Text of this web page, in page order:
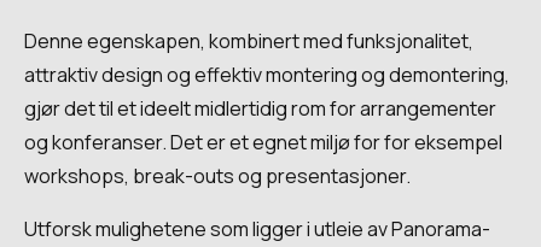
Denne egenskapen, kombinert med funksjonalitet,
attraktiv design og effektiv montering og demontering,
gjør det til et ideelt midlertidig rom for arrangementer
og konferanser. Det er et egnet miljø for for eksempel
workshops, break-outs og presentasjoner.
Utforsk mulighetene som ligger i utleie av Panorama-